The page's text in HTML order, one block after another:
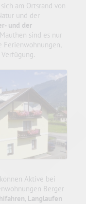
am Ortsrand von
und der
und der
sind es nur
Ferienwohnungen,
Aktive bei
Berger
, Langlaufen